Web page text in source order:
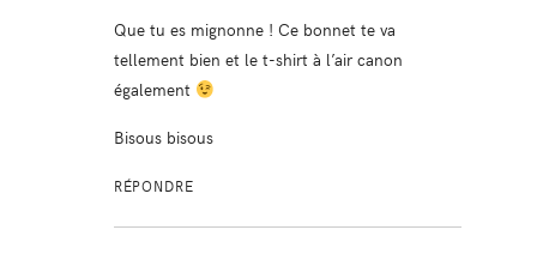
Que tu es mignonne ! Ce bonnet te va
tellement bien et le t-shirt à l’air canon
également
Bisous bisous
RÉPONDRE